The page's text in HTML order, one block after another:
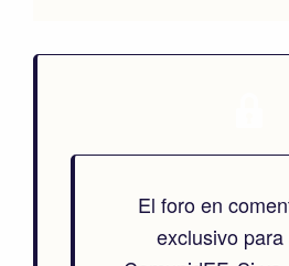
El foro en
exclusivo